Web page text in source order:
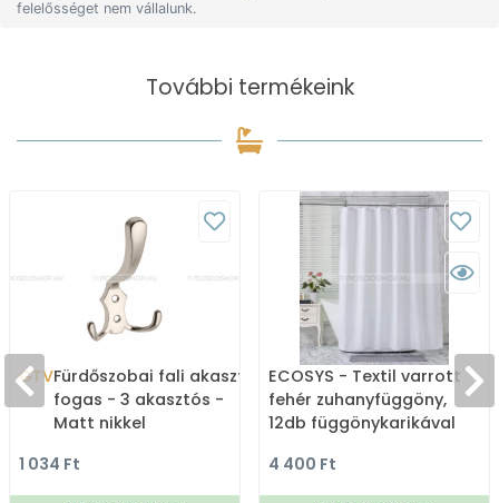
felelősséget nem vállalunk.
További termékeink
GTVFürdőszobai fali akasztó,
fogas - 3 akasztós -
Matt nikkel
1 034 Ft
ECOSYS - Textil varrott
fehér zuhanyfüggöny,
12db függönykarikával
4 400 Ft